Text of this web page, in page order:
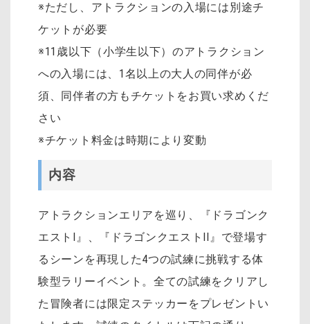
※ただし、アトラクションの入場には別途チ
ケットが必要
※11歳以下（小学生以下）のアトラクション
への入場には、1名以上の大人の同伴が必
須、同伴者の方もチケットをお買い求めくだ
さい
※チケット料金は時期により変動
内容
アトラクションエリアを巡り、『ドラゴンク
エストI』、『ドラゴンクエストII』で登場す
るシーンを再現した4つの試練に挑戦する体
験型ラリーイベント。全ての試練をクリアし
た冒険者には限定ステッカーをプレゼントい